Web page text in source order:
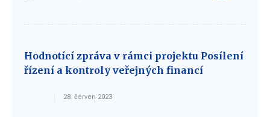
Hodnotící zpráva v rámci projektu Posílení
řízení a kontroly veřejných financí
28. červen 2023